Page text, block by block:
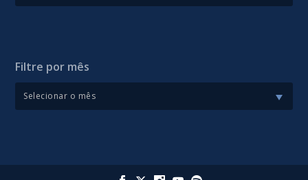
Filtre por mês